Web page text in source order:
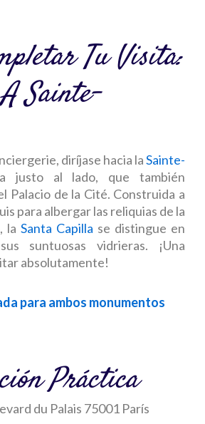
Tu Visita:
Sainte-
diríjase hacia laSainte-
justo al lado, que también
Palacio de la Cité. Construida a
para albergar las reliquias de la
la Santa Capilla se distingue en
suntuosas vidrieras. ¡Una
absolutamente!
para ambos monumentos
Práctica
du Palais 75001 París